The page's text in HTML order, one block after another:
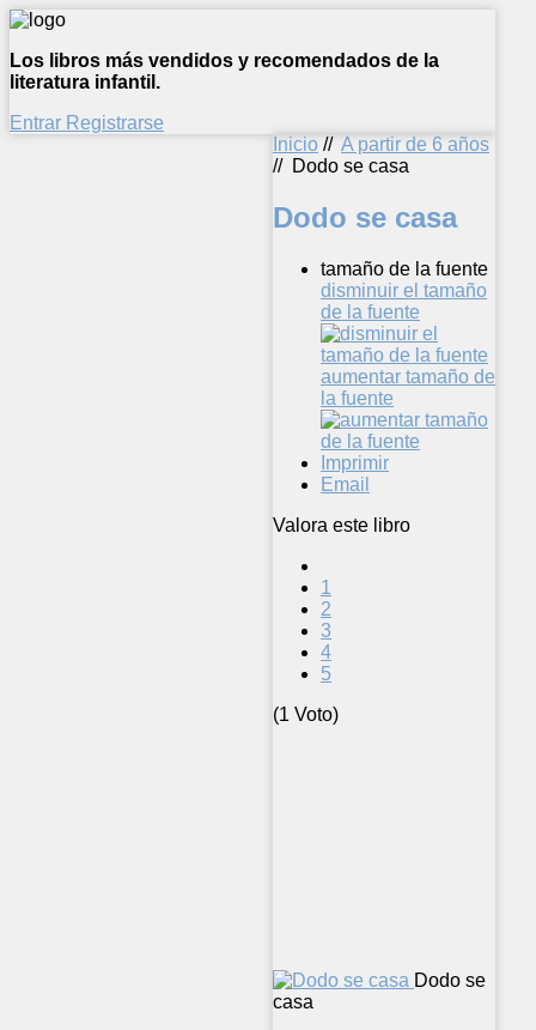
Los libros más vendidos y recomendados de la
literatura infantil.
Entrar Registrarse
Inicio // A partir de 6 años
// Dodo se casa
Dodo se casa
tamaño de la fuente
disminuir el tamaño
de la fuente
aumentar tamaño de
la fuente
Imprimir
Email
Valora este libro
1
2
3
4
5
(1 Voto)
Dodo se
casa